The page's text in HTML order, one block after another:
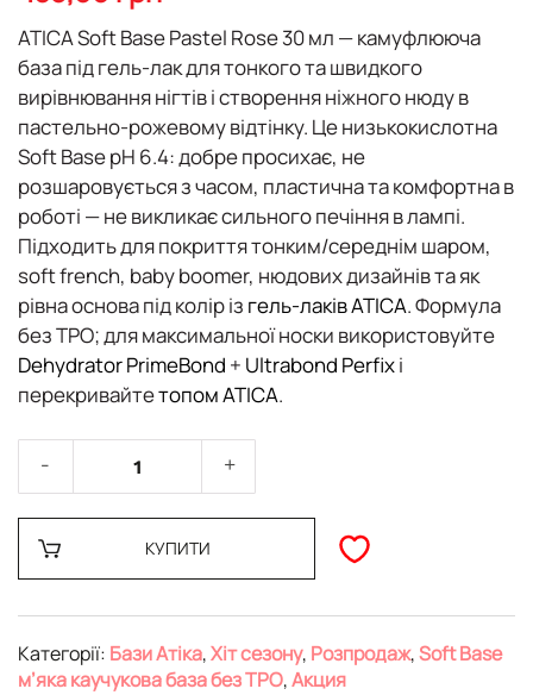
галереї
зображень
ATICA Soft Base Pastel Rose 30 мл —камуфлююча
база під гель-лакдля тонкого та швидкого
вирівнювання нігтіві створення ніжного нюду в
пастельно-рожевому відтінку. Ценизькокислотна
Soft Base pH 6.4: добре просихає, не
розшаровується з часом, пластична та комфортна в
роботі —не викликає сильного печіння в лампі.
Підходить для покриття тонким/середнім шаром,
soft french, baby boomer, нюдових дизайнів та як
рівна основа під колір із гель-лаків ATICA. Формула
без TPO; для максимальної носки використовуйте
Dehydrator PrimeBond + Ultrabond Perfixі
перекривайтетопом ATICA.
КУПИТИ
Категорії: Бази Атіка,Хіт сезону, Розпродаж,Soft Base
м’яка каучукова база без TPO,Акция